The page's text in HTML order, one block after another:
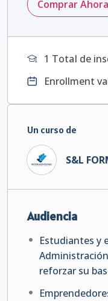
Comprar Ahora
1 TotaI de
Enrollment
Un curso de
S&L
Audiencia
Estudiantes y
reforzar su